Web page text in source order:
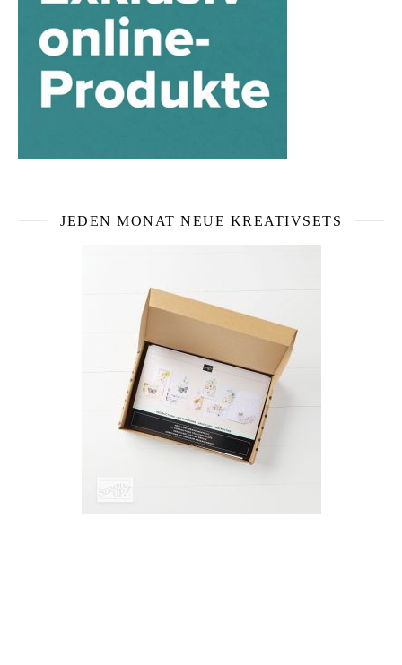
JEDEN MONAT NEUE KREATIVSETS